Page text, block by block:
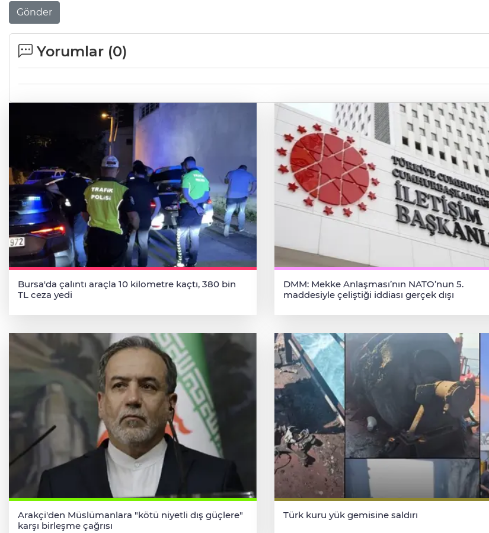
Gönder
Yorumlar (0)
Bursa'da çalıntı araçla 10 kilometre kaçtı, 380 bin
TL ceza yedi
DMM: Mekke Anlaşması’nın NATO’nun 5.
maddesiyle çeliştiği iddiası gerçek dışı
Arakçi'den Müslümanlara "kötü niyetli dış güçlere"
karşı birleşme çağrısı
Türk kuru yük gemisine saldırı